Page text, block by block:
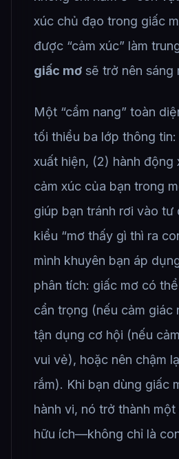
xúc chủ đạo trong giấc
được “cảm xúc” làm
giấc mơ sẽ trở nên sáng
Một “cẩm nang” toàn
tối thiểu ba lớp thông
xuất hiện, (2) hành động
cảm xúc của bạn trong
giúp bạn tránh rơi vào tư
kiểu “mơ thấy gì thì ra
mình khuyên bạn áp
phân tích: giấc mơ có
cẩn trọng (nếu cảm giác
tận dụng cơ hội (nếu
vui vẻ), hoặc nên chậm
rắm). Khi bạn dùng giấc
hành vi, nó trở thành
hữu ích—không chỉ là